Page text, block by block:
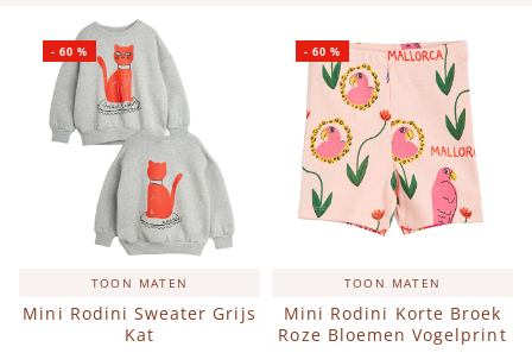
TOON MATEN
Mini Rodini Sweater Grijs
Kat
-60 %
TOON MATEN
Mini Rodini Korte Broek
Roze Bloemen Vogelprint
-60 %